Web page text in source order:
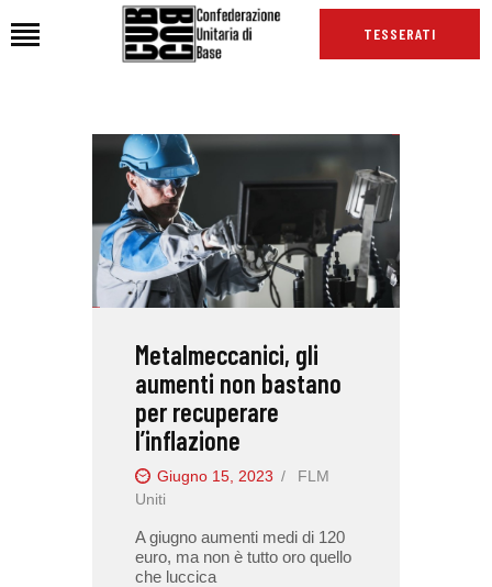
TESSERATI
HOME
CHI SIAMO
SEDI
NEWS
PODCAST CUB
INTERNAZIONALE
RASSEGNA STAMPA
Metalmeccanici, gli
aumenti non bastano
per recuperare
l’inflazione
Giugno 15, 2023
FLM
Uniti
A giugno aumenti medi di 120
euro, ma non è tutto oro quello
che luccica